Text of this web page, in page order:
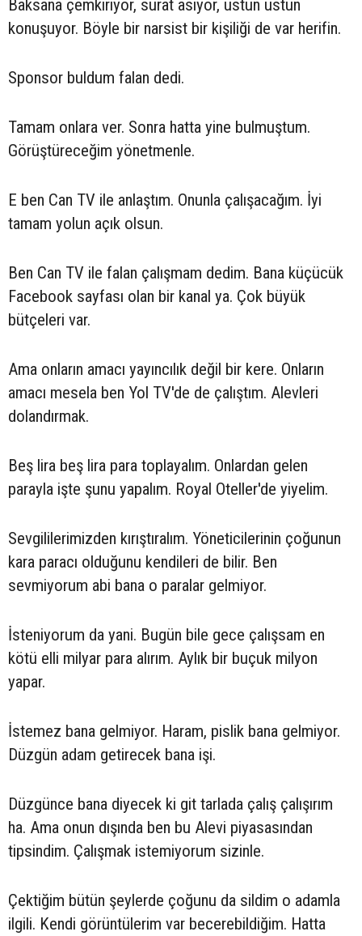
Baksana çemkiriyor, surat asıyor, üstün üstün
konuşuyor. Böyle bir narsist bir kişiliği de var herifin.
Sponsor buldum falan dedi.
Tamam onlara ver. Sonra hatta yine bulmuştum.
Görüştüreceğim yönetmenle.
E ben Can TV ile anlaştım. Onunla çalışacağım. İyi
tamam yolun açık olsun.
Ben Can TV ile falan çalışmam dedim. Bana küçücük
Facebook sayfası olan bir kanal ya. Çok büyük
bütçeleri var.
Ama onların amacı yayıncılık değil bir kere. Onların
amacı mesela ben Yol TV'de de çalıştım. Alevleri
dolandırmak.
Beş lira beş lira para toplayalım. Onlardan gelen
parayla işte şunu yapalım. Royal Oteller'de yiyelim.
Sevgililerimizden kırıştıralım. Yöneticilerinin çoğunun
kara paracı olduğunu kendileri de bilir. Ben
sevmiyorum abi bana o paralar gelmiyor.
İsteniyorum da yani. Bugün bile gece çalışsam en
kötü elli milyar para alırım. Aylık bir buçuk milyon
yapar.
İstemez bana gelmiyor. Haram, pislik bana gelmiyor.
Düzgün adam getirecek bana işi.
Düzgünce bana diyecek ki git tarlada çalış çalışırım
ha. Ama onun dışında ben bu Alevi piyasasından
tipsindim. Çalışmak istemiyorum sizinle.
Çektiğim bütün şeylerde çoğunu da sildim o adamla
ilgili. Kendi görüntülerim var becerebildiğim. Hatta